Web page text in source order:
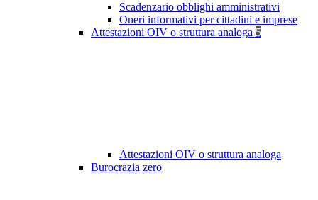
Scadenzario obblighi amministrativi
Oneri informativi per cittadini e imprese
Attestazioni OIV o struttura analoga 5
Attestazioni OIV o struttura analoga
Burocrazia zero